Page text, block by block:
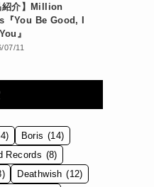
紹介】Million
『You Be Good, I
』
07/11
Boris (14)
Records (8)
Deathwish (12)